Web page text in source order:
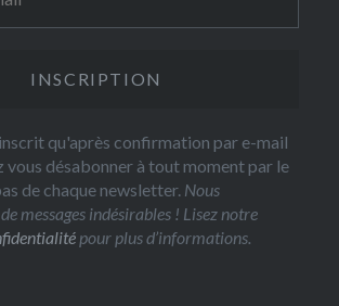
qu'après confirmation par e-mail
vous désabonner à tout moment par le
de chaque newsletter. Nous
messages indésirables ! Lisez notre
pour plus d’informations.